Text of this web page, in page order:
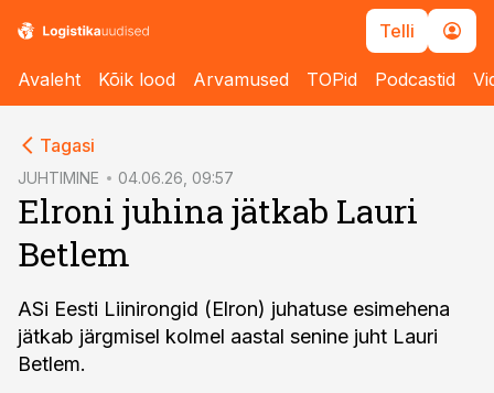
Telli
Avaleht Kõik lood Arvamused TOPid Podcastid
Tagasi
JUHTIMINE 04.06.26, 09:57
Elroni juhina jätkab Lauri
Betlem
ASi Eesti Liinirongid (Elron) juhatuse esimehena
jätkab järgmisel kolmel aastal senine juht Lauri
Betlem.